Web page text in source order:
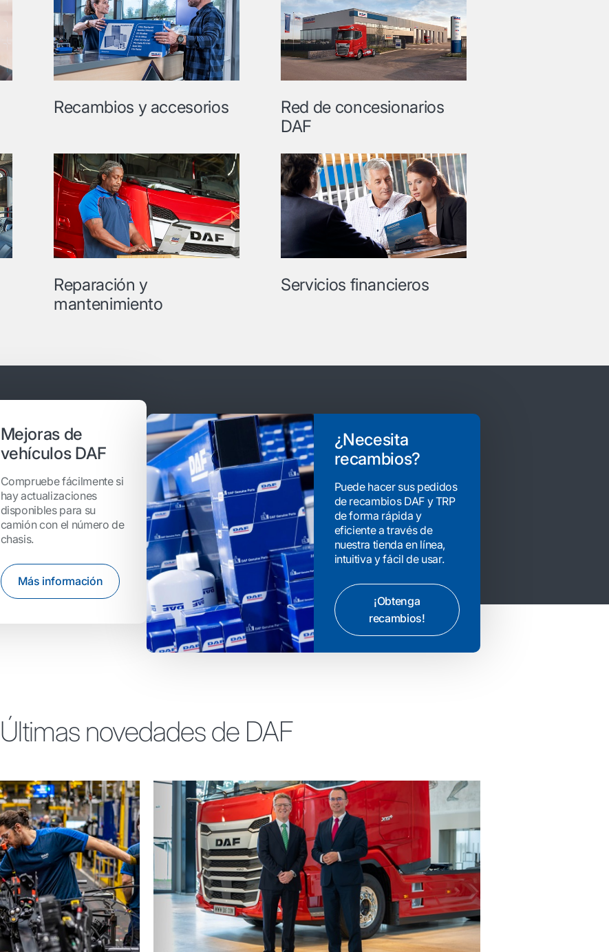
Recambios y accesorios
Red de concesionarios
DAF
Reparación y
mantenimiento
Servicios financieros
Mejoras de
vehículos DAF
Compruebe fácilmente si
hay actualizaciones
disponibles para su
camión con el número de
chasis.
Más información
¿Necesita
recambios?
Puede hacer sus pedidos
de recambios DAF y TRP
de forma rápida y
eficiente a través de
nuestra tienda en línea,
intuitiva y fácil de usar.
¡Obtenga
recambios!
Últimas novedades de DAF